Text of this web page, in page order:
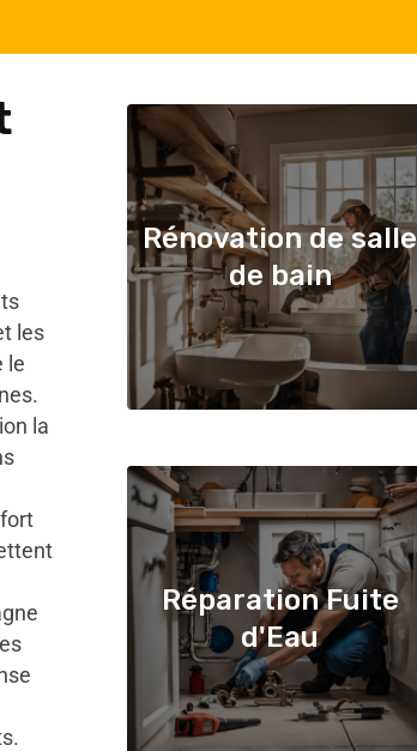
les
le
la
Rénovation de salle
de bain
Réparation Fuite
d'Eau